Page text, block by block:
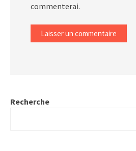
commenterai.
Recherche